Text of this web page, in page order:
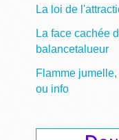
La loi de
La face cachée
balancetalueur
Flamme
ou info